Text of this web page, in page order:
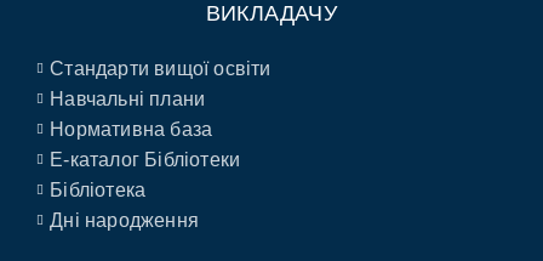
ВИКЛАДАЧУ
Стандарти вищої освіти
Навчальні плани
Нормативна база
E-каталог Бібліотеки
Бібліотека
Дні народження